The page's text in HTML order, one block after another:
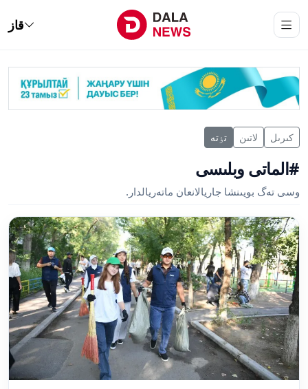
قاز
كىرىل لاتىن تٶتە
#الماتى وبلىسى
وسى تەگ بويىنشا جاريالانعان ماتەريالدار.